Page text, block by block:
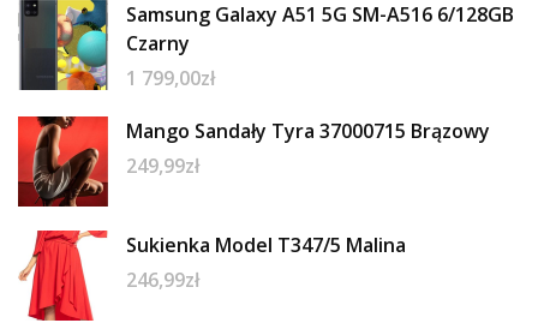
Samsung Galaxy A51 5G SM-A516 6/128GB
Czarny
1 799,00zł
Mango Sandały Tyra 37000715 Brązowy
249,99zł
Sukienka Model T347/5 Malina
246,99zł